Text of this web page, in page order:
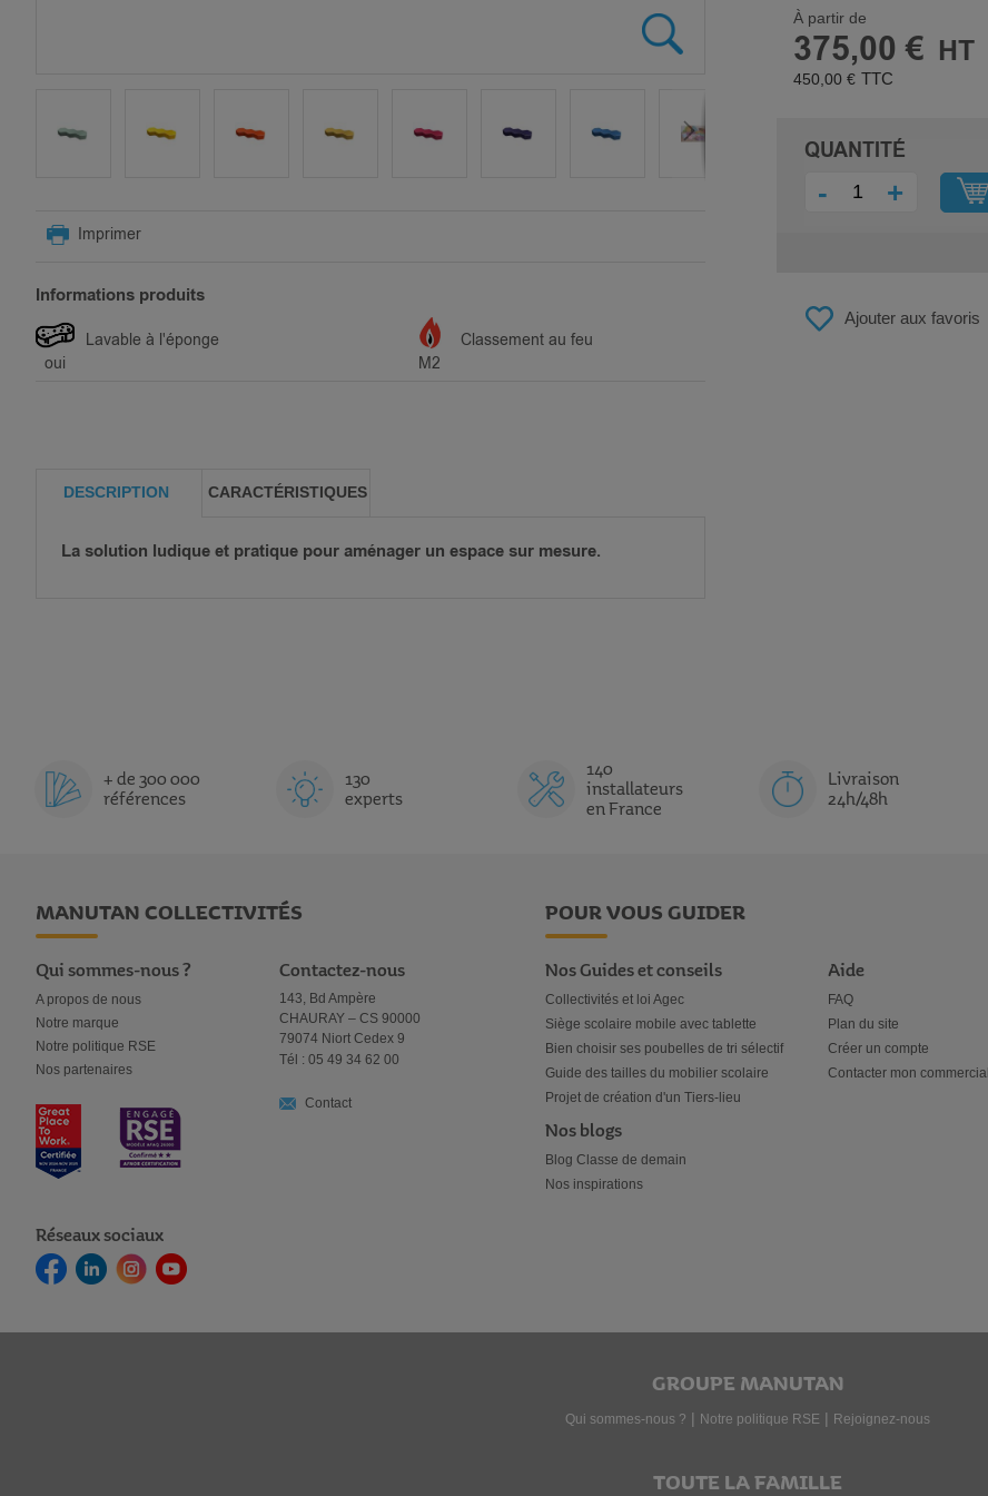
THE
THE
IMAGES
GALLERY
À partir de
375,00 €
450,00 €
QUANTITÉ
- +
Ajouter aux favoris
Imprimer
Informations produits
oui
Lavable à l'éponge
M2
Classement au feu
DESCRIPTION
La solution ludique et pratique pour aménager un espace sur mesure.
CARACTÉRISTIQUES
+ de 300 000
références
130
experts
140
installateurs
en France
Livraison
24h/48h
MANUTAN COLLECTIVITÉS
Qui sommes-nous ?
A propos de nous
Notre marque
Notre politique RSE
Nos partenaires
Réseaux sociaux
Contactez-nous
143, Bd Ampère
CHAURAY – CS 90000
79074 Niort Cedex 9
Tél : 05 49 34 62 00
Contact
POUR VOUS GUIDER
Nos Guides et conseils
Collectivités et loi Agec
Siège scolaire mobile avec tablette
Bien choisir ses poubelles de tri sélectif
Guide des tailles du mobilier scolaire
Projet de création d'un Tiers-lieu
Nos blogs
Blog Classe de demain
Nos inspirations
Aide
FAQ
Plan du site
Créer un compte
Contacter mon commercial
GROUPE MANUTAN
Qui sommes-nous ? | Notre politique RSE | Rejoignez-nous
TOUTE LA FAMILLE